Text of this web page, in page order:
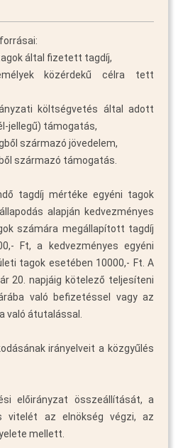
által fizetett tagdíj,
közérdekű célra tett
költségvetés által adott
jellegű) támogatás,
származó jövedelem,
származó támogatás.
tagdíj mértéke egyéni tagok
alapján kedvezményes
számára megállapított tagdíj
Ft, a kedvezményes egyéni
tagok esetében 10000,- Ft. A
20. napjáig kötelező teljesíteni
való befizetéssel vagy az
való átutalással.
irányelveit a közgyűlés
előirányzat összeállítását, a
vitelét az elnökség végzi, az
mellett.